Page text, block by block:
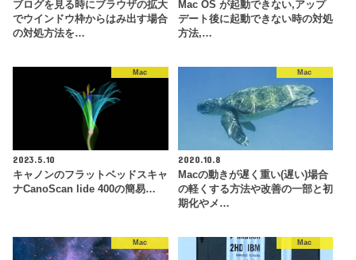
ブログを見る時にブラウザの拡大
でウインドウ枠からはみ出す場合
の対処方法を…
Mac OS が起動できない,アップ
デート後に起動できない時の対処
方法,…
Mac
2023.5.10
キャノンのフラットベッドスキャ
ナCanoScan lide 400の簡易…
Mac
2020.10.8
Macの動きが遅く重い(遅い)場合
の軽くする方法や改善の一部と初
期化やメ…
Mac Mac